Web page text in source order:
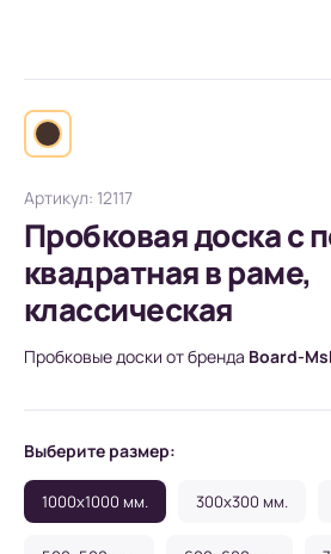
Артикул: 12117
Пробковая доска с
квадратная в раме,
классическая
Пробковые доски от бренда Board-
Выберите размер:
1000x1000 мм. 300x300 мм.